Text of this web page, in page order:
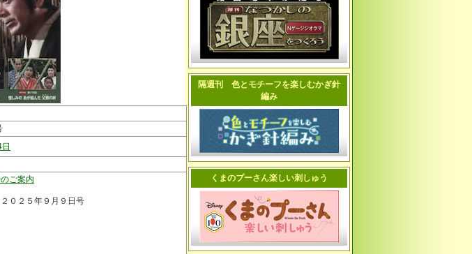
ご案内
０２５年９月９日号
隔週刊 色とモチーフを楽しむかぎ針
編み
くまのプーさん楽しい刺しゅう